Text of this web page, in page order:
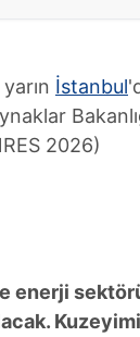
İstanbul
2026)
enerji